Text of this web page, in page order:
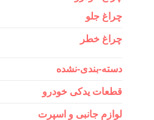
چراغ جلو
چراغ خطر
دسته-بندی-نشده
قطعات یدکی خودرو
لوازم جانبی و اسپرت